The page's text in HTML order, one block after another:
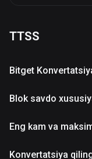
TTSS
Bitget
Blok savdo
Eng kam va
Konvertatsiya